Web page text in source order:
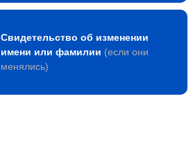
Свидетельство об изменении
имени или фамилии (если они
менялись)